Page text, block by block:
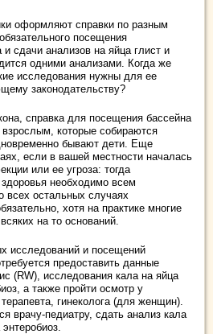
оформляют справки по разным
посещения
и сдачи анализов на яйца глист и
одними анализами. Когда же
исследования нужны для ее
законодательству?
справка для посещения бассейна
которые собираются
бывают дети. Еще
если в вашей местности началась
или ее угроза: тогда
необходимо всем
всех остальных случаях
хотя на практике многие
на то оснований.
исследований и посещений
предоставить данные
(RW), исследования кала на яйца
а также пройти осмотр у
гинеколога (для женщин).
врачу-педиатру, сдать анализ кала